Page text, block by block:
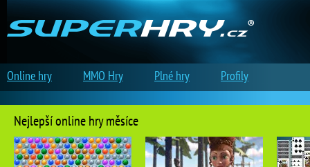
Nejlepší online hry měsíce
Online hry MMO Hry Plné hry Profily